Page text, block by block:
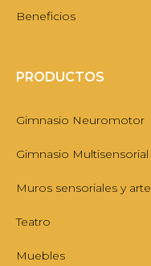
Beneficios
PRODUCTOS
Gimnasio Neuromotor
Gimnasio Multisensorial
Muros sensoriales y arte
Teatro
Muebles